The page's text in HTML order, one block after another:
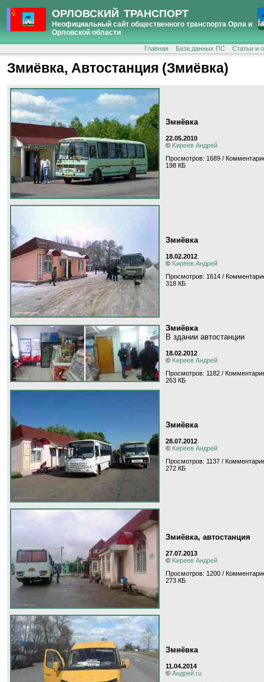
ОРЛОВСКИЙ ТРАНСПОРТ
Неофициальный сайт общественного транспорта Орла и
Орловской области
Главная База данных ПС Статьи и
Змиёвка, Автостанция (Змиёвка)
Змиёвка
22.05.2010
© Kиpeeв Aндpeй
Просмотров: 1689 /
198 КБ
Змиёвка
18.02.2012
© Kиpeeв Aндpeй
Просмотров: 1614 /
318 КБ
Змиёвка
В здании автостанции
18.02.2012
© Kиpeeв Aндpeй
Просмотров: 1182 /
263 КБ
Змиёвка
28.07.2012
© Kиpeeв Aндpeй
Просмотров: 1137 /
272 КБ
Змиёвка, автостанция
27.07.2013
© Kиpeeв Aндpeй
Просмотров: 1200 /
273 КБ
Змиёвка
11.04.2014
© Андрей.ru